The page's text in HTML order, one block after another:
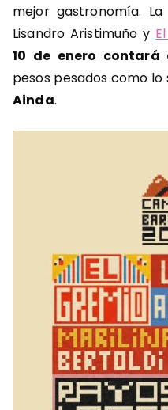
mejor gastronomía.
Lisandro Aristimuño y
10 de enero
pesos pesados como lo
Ainda.